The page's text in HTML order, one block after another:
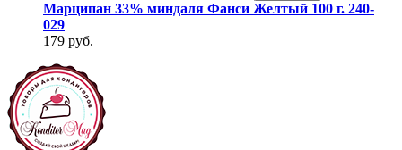
Марципан 33% миндаля Фанси Желтый 100 г. 240-
029
179 руб.